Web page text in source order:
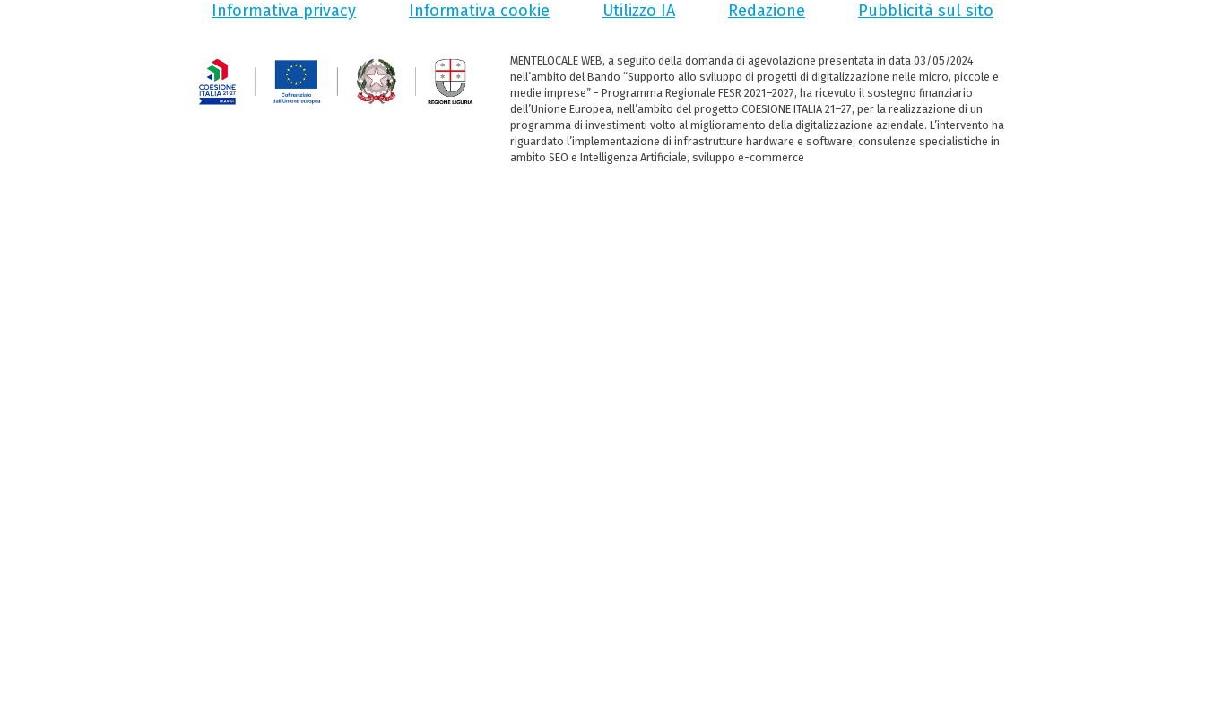
Informativa privacy Informativa cookie Utilizzo IA Redazione Pubblicità sul sito
MENTELOCALE WEB, a seguito della domanda di agevolazione presentata in data 03/05/2024
nell’ambito del Bando “Supporto allo sviluppo di progetti di digitalizzazione nelle micro, piccole e
medie imprese” - Programma Regionale FESR 2021–2027, ha ricevuto il sostegno finanziario
dell’Unione Europea, nell’ambito del progetto COESIONE ITALIA 21–27, per la realizzazione di un
programma di investimenti volto al miglioramento della digitalizzazione aziendale. L’intervento ha
riguardato l’implementazione di infrastrutture hardware e software, consulenze specialistiche in
ambito SEO e Intelligenza Artificiale, sviluppo e-commerce